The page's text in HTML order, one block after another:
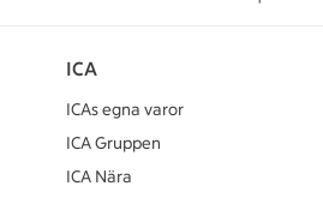
ICA
ICAs egna varor
ICA Gruppen
ICA Nära